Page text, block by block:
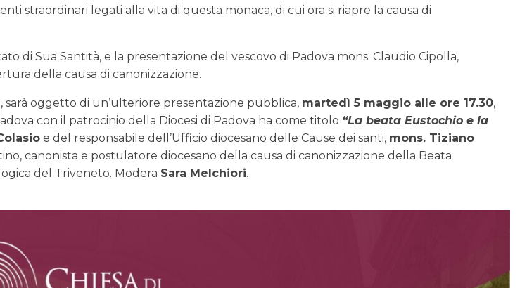
straordinari legati alla vita di questa monaca, di cui ora si riapre la causa di
di Sua Santità, e la presentazione del vescovo di Padova mons. Claudio Cipolla,
della causa di canonizzazione.
oggetto di un’ulteriore presentazione pubblica, martedì 5 maggio alle ore 17.30,
con il patrocinio della Diocesi di Padova ha come titolo “La beata Eustochio e la
e del responsabile dell’Ufficio diocesano delle Cause dei santi, mons. Tiziano
canonista e postulatore diocesano della causa di canonizzazione della Beata
del Triveneto. Modera Sara Melchiori.